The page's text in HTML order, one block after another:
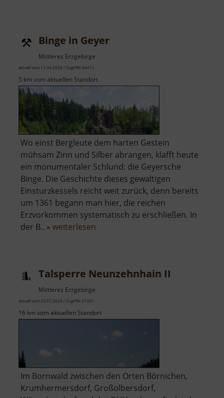
Binge in Geyer
Mittleres Erzgebirge
aktuell vom 13.04.2026 / Zugriffe: 64472
5 km vom aktuellen Standort
Wo einst Bergleute dem harten Gestein
mühsam Zinn und Silber abrangen, klafft heute
ein monumentaler Schlund: die Geyersche
Binge. Die Geschichte dieses gewaltigen
Einsturzkessels reicht weit zurück, denn bereits
um 1361 begann man hier, die reichen
Erzvorkommen systematisch zu erschließen. In
der B.. » weiterlesen
Talsperre Neunzehnhain II
Mittleres Erzgebirge
aktuell vom 23.07.2024 / Zugriffe: 61001
16 km vom aktuellen Standort
Im Bornwald zwischen den Orten Börnichen,
Krumhermersdorf, Großolbersdorf,